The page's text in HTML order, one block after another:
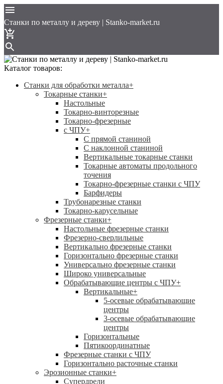
Cтанки по металлу и дереву | Stanko-market.ru
Каталог товаров:
Станки для обработки металла+
Токарные станки+
Настольные
Токарно-винторезные
Токарно-фрезерные
с ЧПУ+
С прямой станиной
C наклонной станиной
Вертикальные токарные станки
Токарные автоматы продольного
точения
Токарно-фрезерные станки с ЧПУ
Барфидеры
Трубонарезные станки
Токарно-карусельные
Фрезерные станки+
Настольные фрезерные станки
Фрезерно-сверлильные
Вертикально фрезерные станки
Горизонтально фрезерные станки
Универсально фрезерные станки
Широко универсальные
Обрабатывающие центры с ЧПУ+
Вертикальные+
5-осевые обрабатывающие
центры
3-осевые обрабатывающие
центры
Горизонтальные
Пятикоординатные
Фрезерные станки с ЧПУ
Горизонтально расточные станки
Эрозионные станки+
Супердрели